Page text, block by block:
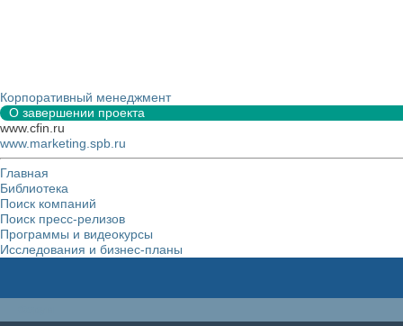
Корпоративный менеджмент
О завершении проекта
www.cfin.ru
www.marketing.spb.ru
Главная
Библиотека
Поиск компаний
Поиск пресс-релизов
Программы и видеокурсы
Исследования и бизнес-планы